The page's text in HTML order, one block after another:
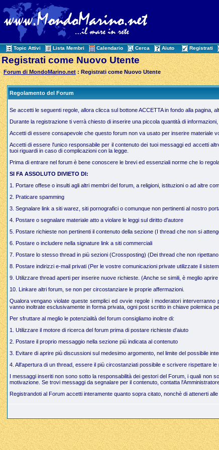
Topic Attivi Lista Membri Calendario Cerca Aiuto Registrati
Registrati come Nuovo Utente
Forum di MondoMarino.net : Registrati come Nuovo Utente
Regolamento del Forum
Se accetti le seguenti regole, allora clicca sul bottone ACCETTA in fondo alla pagina,
Durante la registrazione ti verrà chiesto di inserire una piccola quantità di
Accetti di essere consapevole che questo forum non va usato per inserire materiale
Accetti di essere l'unico responsabile per il contenuto dei tuoi messaggi ed accetti
tuoi riguardi in caso di complicazioni con la legge.
Prima di entrare nel forum è bene conoscere le brevi ed essenziali norme che lo
SI FA ASSOLUTO DIVIETO DI:
1. Portare offese o insulti agli altri membri del forum, a religioni, istituzioni o ad altre
2. Praticare spamming
3. Segnalare link a siti warez, siti pornografici o comunque non pertinenti al nostro
4. Postare o segnalare materiale atto a violare le leggi sul diritto d'autore
5. Postare richieste non pertinenti il contenuto della sezione (I thread che non si
6. Postare o includere nella signature link a siti commerciali
7. Postare lo stesso thread in più sezioni (Crossposting) (Dei thread che non
8. Postare indirizzi e-mail privati (Per le vostre comunicazioni private utilizzate il
9. Utilizzare thread aperti per inserire nuove richieste. (Anche se simili, è meglio
10. Linkare altri forum, se non per circostanziare le proprie affermazioni.
Qualora vengano violate queste semplici ed ovvie regole i moderatori
vanno inoltrate esclusivamente in forma privata, ogni post scritto in chiave polemica
Per sfruttare al meglio le potenzialità del forum consigliamo inoltre di:
1. Utilizzare il motore di ricerca del forum prima di postare richieste d'aiuto
2. Postare il proprio messaggio nella sezione più indicata al contenuto
3. Evitare di aprire più discussioni sul medesimo argomento, nel limite del possibile
4. All'apertura di un thread, essere il più circostanziati possibile e scrivere rispettare
I messaggi inseriti non sono sotto la responsabilità dei gestori del Forum, i quali non
motivazione. Se trovi messaggi da segnalare per il contenuto, contatta
Registrandoti al Forum accetti interamente quanto sopra citato, nonchè di attenerti alle